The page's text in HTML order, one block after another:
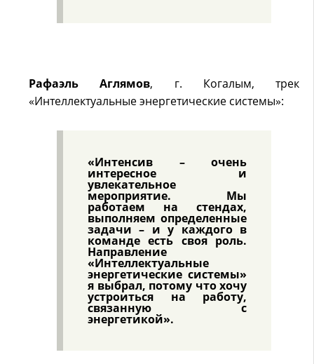
Рафаэль Аглямов, г. Когалым, трек
«Интеллектуальные энергетические системы»:
«Интенсив – очень
интересное и
увлекательное
мероприятие. Мы
работаем на стендах,
выполняем определенные
задачи – и у каждого в
команде есть своя роль.
Направление
«Интеллектуальные
энергетические системы»
я выбрал, потому что хочу
устроиться на работу,
связанную с
энергетикой».